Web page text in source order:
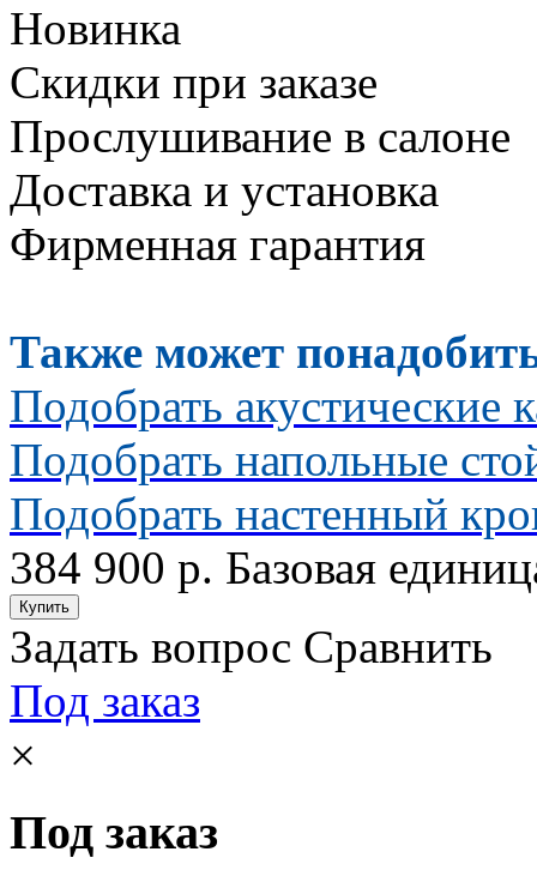
Новинка
Скидки при заказе
Прослушивание в салоне
Доставка и установка
Фирменная гарантия
Также может
Подобрать акустические
Подобрать напольные
Подобрать настенный
384 900 р. Базовая
Задать вопрос Сравнить
Под заказ
×
Под заказ